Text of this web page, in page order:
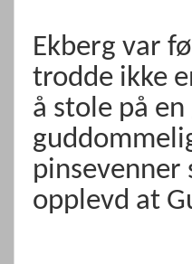
Ekberg var
trodde ikke
å stole på
pinsevenner
opplevd at